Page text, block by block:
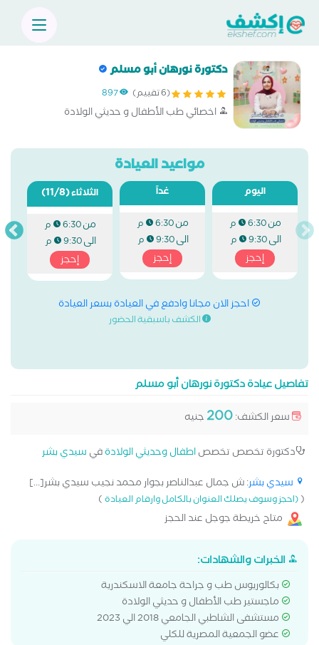
دكتورة نورهان أبو مسلم
(6 تقييم) 897
اخصائي طب الأطفال و حديثي الولادة
مواعيد العيادة
اليوم
من6:30 م
الى9:30 م
إحجز
غداً
من6:30 م
الى9:30 م
إحجز
الثلاثاء(11/8)
من6:30 م
الى9:30 م
إحجز
احجز الان مجانا وادفع في العيادة بسعر العيادة
الكشف باسبقية الحضور
تفاصيل عيادة دكتورة نورهان أبو مسلم
سعر الكشف:200جنيه
دكتورة تخصص تخصصاطفال وحديثي الولادةفي سيدي بشر
سيدي بشر: ش جمال عبدالناصر بجوار محمد نجيب سيدي بشر[...]
((احجز وسوف يصلك العنوان بالكامل وارقام العيادة)
متاح خريطة جوجل عند الحجز
الخبرات والشهادات:
بكالوريوس طب و جراحة جامعة الاسكندرية
ماجستير طب الأطفال و حديثي الولادة
مستشفى الشاطبي الجامعي 2018 الي 2023
عضو الجمعية المصرية للكلي